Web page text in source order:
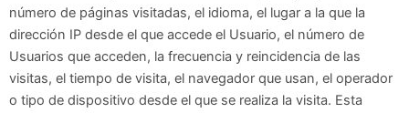
número de páginas visitadas, el idioma, el lugar a la que la
dirección IP desde el que accede el Usuario, el número de
Usuarios que acceden, la frecuencia y reincidencia de las
visitas, el tiempo de visita, el navegador que usan, el operador
o tipo de dispositivo desde el que se realiza la visita. Esta